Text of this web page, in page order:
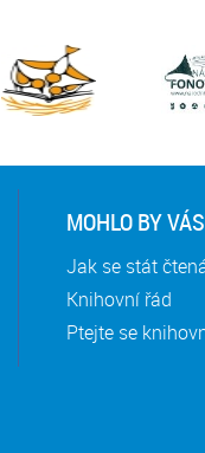
MOHLO BY
Jak se stát
Knihovní řád
Ptejte se